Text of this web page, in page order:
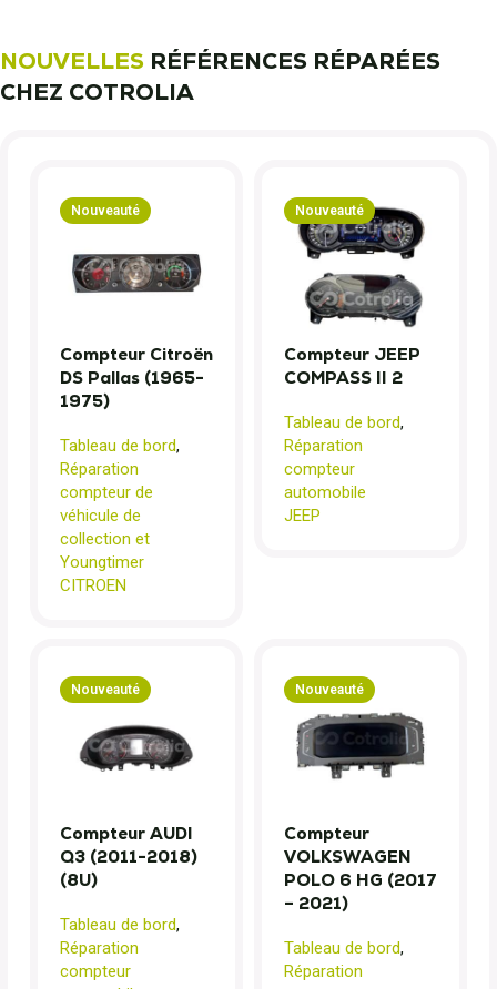
NOUVELLES RÉFÉRENCES RÉPARÉES
CHEZ COTROLIA
Nouveauté
Compteur Citroën
DS Pallas (1965-
1975)
Tableau de bord,
Réparation
compteur de
véhicule de
collection et
Youngtimer
CITROEN
Nouveauté
Compteur JEEP
COMPASS II 2
Tableau de bord,
Réparation
compteur
automobile
JEEP
Nouveauté
Compteur AUDI
Q3 (2011-2018)
(8U)
Tableau de bord,
Réparation
compteur
Nouveauté
Compteur
VOLKSWAGEN
POLO 6 HG (2017
– 2021)
Tableau de bord,
Réparation